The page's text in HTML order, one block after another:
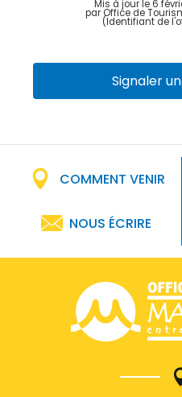
Mis à jour le 6
par Office de
(Identifiant de
Signaler
COMMENT VENIR
NOUS ÉCRIRE